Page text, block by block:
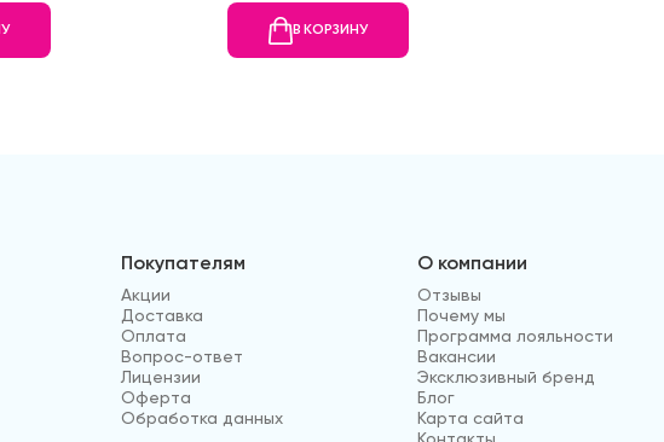
В КОРЗИНУ
Покупателям
Акции
Доставка
Оплата
Вопрос-ответ
Лицензии
Оферта
Обработка данных
О компании
Отзывы
Почему мы
Программа лояльности
Вакансии
Эксклюзивный бренд
Блог
Карта сайта